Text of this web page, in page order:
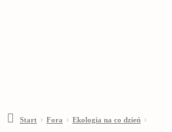
Start › Fora › Ekologia na co dzień ›